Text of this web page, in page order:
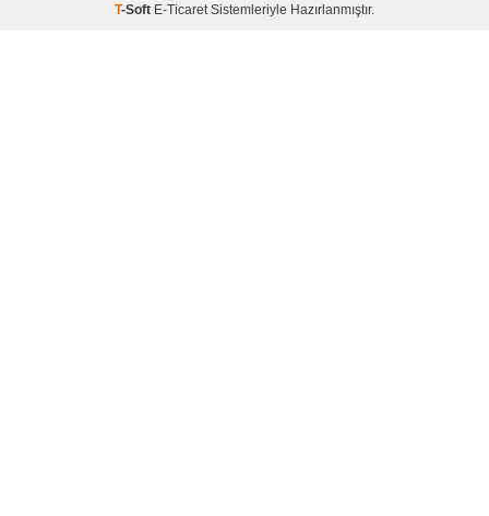
T-Soft E-Ticaret Sistemleriyle Hazırlanmıştır.